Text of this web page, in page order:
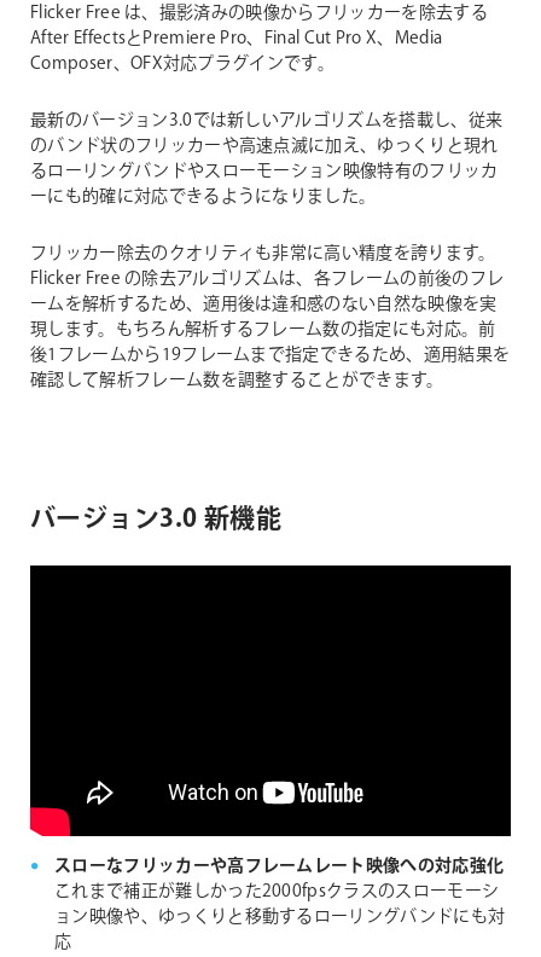
Flicker Free は、撮影済みの映像からフリッカーを除去する
After EffectsとPremiere Pro、Final Cut Pro X、Media
Composer、OFX対応プラグインです。
最新のバージョン3.0では新しいアルゴリズムを搭載し、従来
のバンド状のフリッカーや高速点滅に加え、ゆっくりと現れ
るローリングバンドやスローモーション映像特有のフリッカ
ーにも的確に対応できるようになりました。
フリッカー除去のクオリティも非常に高い精度を誇ります。
Flicker Free の除去アルゴリズムは、各フレームの前後のフレ
ームを解析するため、適用後は違和感のない自然な映像を実
現します。もちろん解析するフレーム数の指定にも対応。前
後1フレームから19フレームまで指定できるため、適用結果を
確認して解析フレーム数を調整することができます。
バージョン3.0 新機能
スローなフリッカーや高フレームレート映像への対応強化
これまで補正が難しかった2000fpsクラスのスローモーシ
ョン映像や、ゆっくりと移動するローリングバンドにも対
応